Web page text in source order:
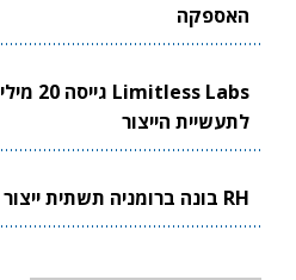
האספקה
לתעשיית הייצור
RH בונה ברומניה תשתית ייצור ביטחוני ישראלית